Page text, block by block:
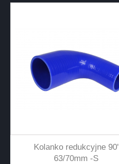
Kolanko redukcyjne 90'
63/70mm -S